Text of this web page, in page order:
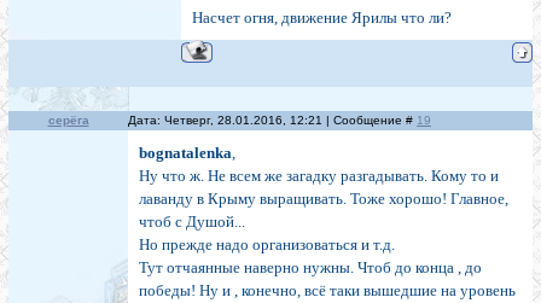
Насчет огня, движение Ярилы что ли?
cерёга Дата: Четверг, 28.01.2016, 12:21 | Сообщение # 19
bognatalenka,
Ну что ж. Не всем же загадку разгадывать. Кому то и
лаванду в Крыму выращивать. Тоже хорошо! Главное,
чтоб с Душой...
Но прежде надо организоваться и т.д.
Тут отчаянные наверно нужны. Чтоб до конца , до
победы! Ну и , конечно, всё таки вышедшие на уровень